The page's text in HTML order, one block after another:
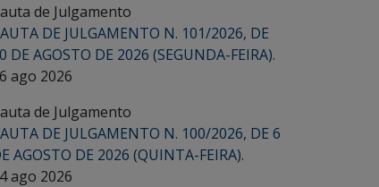
de Julgamento
DE JULGAMENTO N. 101/2026, DE
DE AGOSTO DE 2026 (SEGUNDA-FEIRA).
ago 2026
de Julgamento
DE JULGAMENTO N. 100/2026, DE 6
AGOSTO DE 2026 (QUINTA-FEIRA).
ago 2026